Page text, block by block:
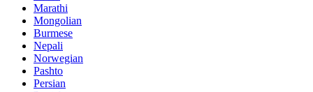
Marathi
Mongolian
Burmese
Nepali
Norwegian
Pashto
Persian